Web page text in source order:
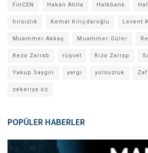
FinCEN Hakan Atilla Halkbank
hırsızlık Kemal Kılıçdaroğlu Levent
Muammer Akkaş Muammer Güler
Reza Zarrab rüşvet Rıza Zarrap
Yakup Saygılı yargı yolsuzluk
zekeriya öz
POPÜLER HABERLER